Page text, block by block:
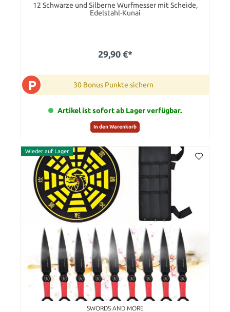
12 Schwarze und Silberne Wurfmesser mit Scheide,
Edelstahl-Kunai
29,90 €*
P 30 Bonus Punkte sichern
Artikel ist sofort ab Lager verfügbar.
In den Warenkorb
Wieder auf Lager
SWORDS AND MORE